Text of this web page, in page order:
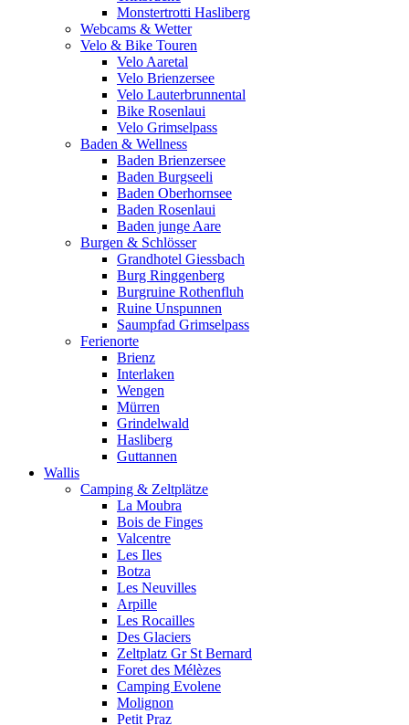
Monstertrotti Hasliberg
Webcams & Wetter
Velo & Bike Touren
Velo Aaretal
Velo Brienzersee
Velo Lauterbrunnental
Bike Rosenlaui
Velo Grimselpass
Baden & Wellness
Baden Brienzersee
Baden Burgseeli
Baden Oberhornsee
Baden Rosenlaui
Baden junge Aare
Burgen & Schlösser
Grandhotel Giessbach
Burg Ringgenberg
Burgruine Rothenfluh
Ruine Unspunnen
Saumpfad Grimselpass
Ferienorte
Brienz
Interlaken
Wengen
Mürren
Grindelwald
Hasliberg
Guttannen
Wallis
Camping & Zeltplätze
La Moubra
Bois de Finges
Valcentre
Les Iles
Botza
Les Neuvilles
Arpille
Les Rocailles
Des Glaciers
Zeltplatz Gr St Bernard
Foret des Mélèzes
Camping Evolene
Molignon
Petit Praz